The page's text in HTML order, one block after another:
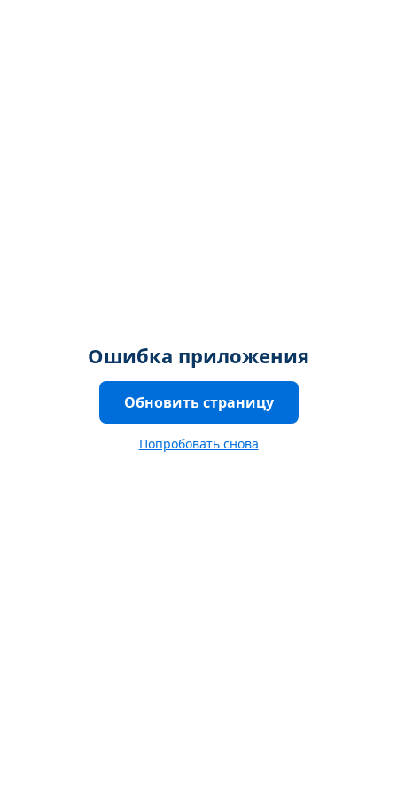
Ошибка приложения
Обновить страницу
Попробовать снова